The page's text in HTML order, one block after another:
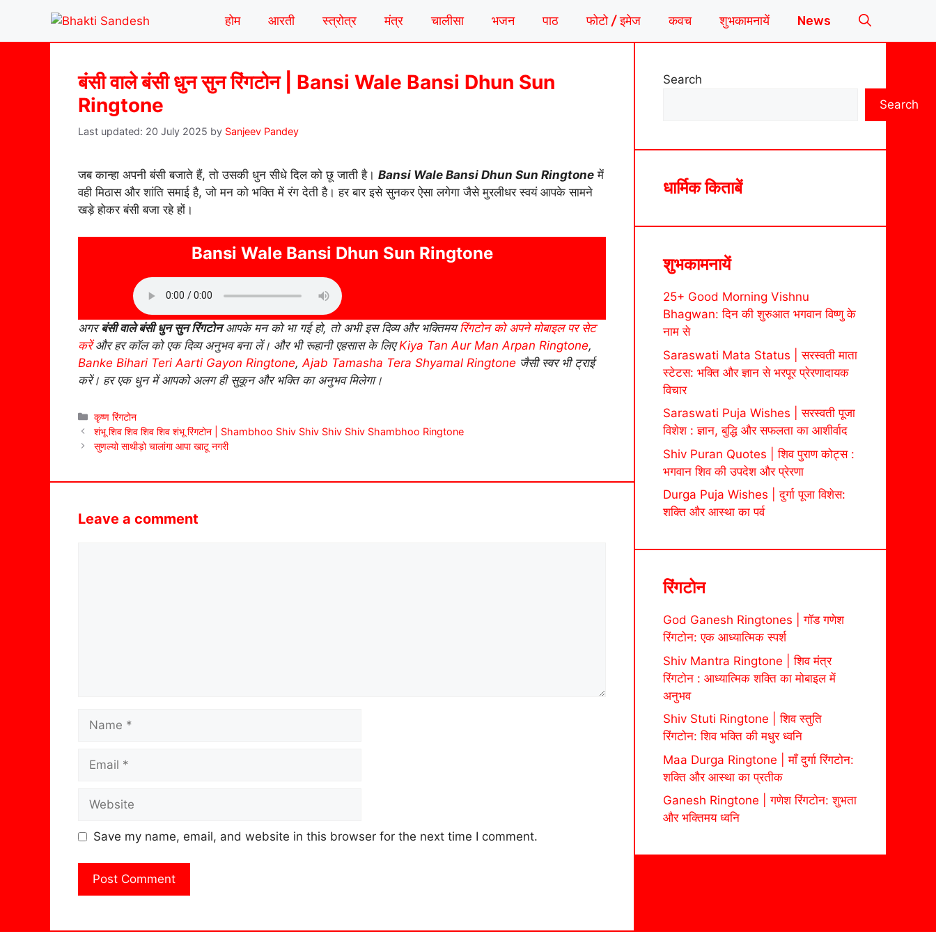
content
होम आरती स्त्रोत्र मंत्र चालीसा भजन पाठ फोटो / इमेज कवच शुभकामनायें News
बंसी वाले बंसी धुन सुन रिंगटोन | Bansi Wale Bansi Dhun Sun
Ringtone
20 July 2025 by Sanjeev Pandey
जब कान्हा अपनी बंसी बजाते हैं, तो उसकी धुन सीधे दिल को छू जाती है। Bansi Wale Bansi Dhun Sun Ringtone में
वही मिठास और शांति समाई है, जो मन को भक्ति में रंग देती है। हर बार इसे सुनकर ऐसा लगेगा जैसे मुरलीधर स्वयं आपके सामने
खड़े होकर बंसी बजा रहे हों।
Bansi Wale Bansi Dhun Sun Ringtone
अगर बंसी वाले बंसी धुन सुन रिंगटोनआपके मन को भा गई हो, तो अभी इस दिव्य और भक्तिमयरिंगटोन को अपने मोबाइल पर सेट
करेंऔर हर कॉल को एक दिव्य अनुभव बना लें। और भी रूहानी एहसास के लिएKiya Tan Aur Man Arpan Ringtone,
Banke Bihari Teri Aarti Gayon Ringtone, Ajab Tamasha Tera Shyamal Ringtone जैसी स्वर भी ट्राई
करें। हर एक धुन में आपको अलग ही सुकून और भक्ति का अनुभव मिलेगा।
Categories
कृष्ण रिंगटोन
शंभू शिव शिव शिव शिव शंभू रिंगटोन | Shambhoo Shiv Shiv Shiv Shiv Shambhoo Ringtone
सुणल्यो साथीड़ो चालांगा आपा खाटू नगरी
Leave a comment
Save my name, email, and website in this browser for the next time I comment.
Search
Search
धार्मिक किताबें
शुभकामनायें
25+ Good Morning Vishnu
Bhagwan: दिन की शुरुआत भगवान विष्णु के
नाम से
Saraswati Mata Status | सरस्वती माता
स्टेटस: भक्ति और ज्ञान से भरपूर प्रेरणादायक
विचार
Saraswati Puja Wishes | सरस्वती पूजा
विशेश : ज्ञान, बुद्धि और सफलता का आशीर्वाद
Shiv Puran Quotes | शिव पुराण कोट्स :
भगवान शिव की उपदेश और प्रेरणा
Durga Puja Wishes | दुर्गा पूजा विशेस:
शक्ति और आस्था का पर्व
रिंगटोन
God Ganesh Ringtones | गॉड गणेश
रिंगटोन: एक आध्यात्मिक स्पर्श
Shiv Mantra Ringtone | शिव मंत्र
रिंगटोन : आध्यात्मिक शक्ति का मोबाइल में
अनुभव
Shiv Stuti Ringtone | शिव स्तुति
रिंगटोन: शिव भक्ति की मधुर ध्वनि
Maa Durga Ringtone | माँ दुर्गा रिंगटोन:
शक्ति और आस्था का प्रतीक
Ganesh Ringtone | गणेश रिंगटोन: शुभता
और भक्तिमय ध्वनि